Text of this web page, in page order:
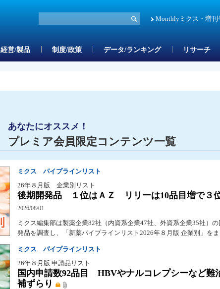
Monthlyミクス・増刊
経営/製品 制度/政策 データ/ランキング リサーチ
あなたにオススメ！
プレミア会員限定コンテンツ一覧
ミクス パイプラインリスト
26年８月版 企業別リスト
後期開発品 １位はＡＺ リリーは10品目増で３
2026/08/01
ミクス編集部は製薬企業82社（内資系企業47社、外資系企業35社）
発品を調査し、「新薬パイプラインリスト2026年８月版 企業別」をま
ミクス パイプラインリスト
26年８月版 申請品リスト
国内申請数92品目 HBVやナルコレプシーなど難
補ずらり